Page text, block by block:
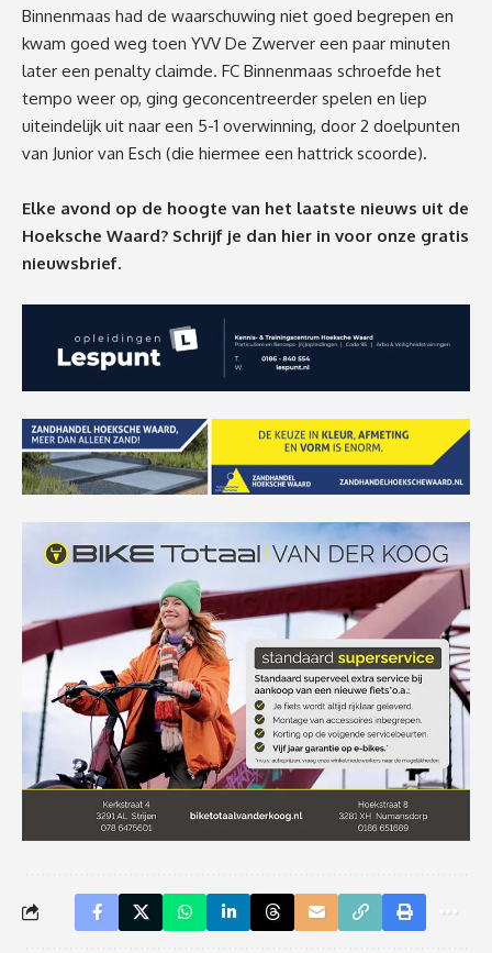
Binnenmaas had de waarschuwing niet goed begrepen en
kwam goed weg toen YVV De Zwerver een paar minuten
later een penalty claimde. FC Binnenmaas schroefde het
tempo weer op, ging geconcentreerder spelen en liep
uiteindelijk uit naar een 5-1 overwinning, door 2 doelpunten
van Junior van Esch (die hiermee een hattrick scoorde).
Elke avond op de hoogte van het laatste nieuws uit de
Hoeksche Waard? Schrijf je dan hier in voor onze gratis
nieuwsbrief.